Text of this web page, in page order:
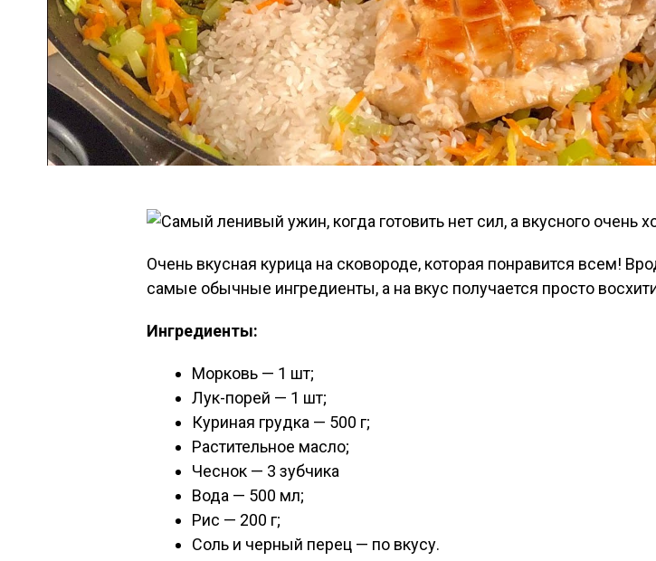
Очень вкусная курица на сковороде, которая понравится всем!
самые обычные ингредиенты, а на вкус получается просто
Ингредиенты:
Морковь — 1 шт;
Лук-порей — 1 шт;
Куриная грудка — 500 г;
Растительное масло;
Чеснок — 3 зубчика
Вода — 500 мл;
Рис — 200 г;
Соль и черный перец — по вкусу.